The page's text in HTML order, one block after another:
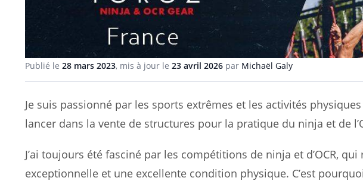
Publié le 28 mars 2023, mis à jour le 23 avril 2026 par Michaël Galy
Je suis passionné par les sports extrêmes et les activités
lancer dans la vente de structures pour la pratique du ninja et de
J’ai toujours été fasciné par les compétitions de ninja et d’OCR,
exceptionnelle et une excellente condition physique. C’est